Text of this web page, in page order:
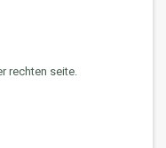
rechten seite.